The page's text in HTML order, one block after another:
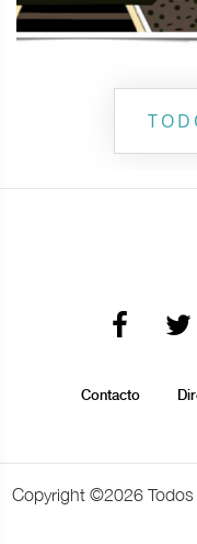
Contacto
Copyright ©2026